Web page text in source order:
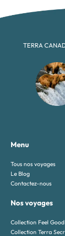
TERRA
Menu
Tous nos voyages
Le Blog
Contactez-nous
Nos voyages
Collection Feel Good
Collection Terra